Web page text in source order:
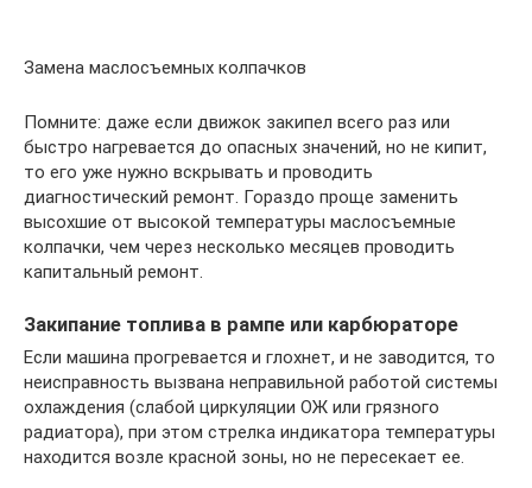
Замена маслосъемных колпачков
Помните: даже если движок закипел всего раз или
быстро нагревается до опасных значений, но не кипит,
то его уже нужно вскрывать и проводить
диагностический ремонт. Гораздо проще заменить
высохшие от высокой температуры маслосъемные
колпачки, чем через несколько месяцев проводить
капитальный ремонт.
Закипание топлива в рампе или карбюраторе
Если машина прогревается и глохнет, и не заводится, то
неисправность вызвана неправильной работой системы
охлаждения (слабой циркуляции ОЖ или грязного
радиатора), при этом стрелка индикатора температуры
находится возле красной зоны, но не пересекает ее.